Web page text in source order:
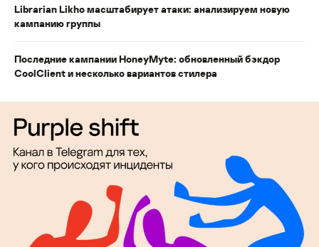
Librarian Likho масштабирует атаки: анализируем новую
кампанию группы
Последние кампании HoneyMyte: обновленный бэкдор
CoolClient и несколько вариантов стилера